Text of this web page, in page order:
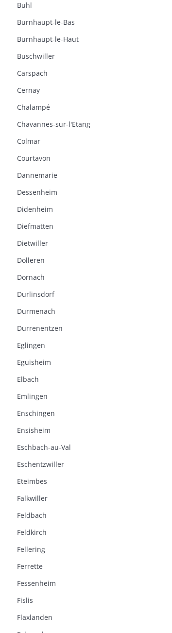
Buhl
Burnhaupt-le-Bas
Burnhaupt-le-Haut
Buschwiller
Carspach
Cernay
Chalampé
Chavannes-sur-l'Etang
Colmar
Courtavon
Dannemarie
Dessenheim
Didenheim
Diefmatten
Dietwiller
Dolleren
Dornach
Durlinsdorf
Durmenach
Durrenentzen
Eglingen
Eguisheim
Elbach
Emlingen
Enschingen
Ensisheim
Eschbach-au-Val
Eschentzwiller
Eteimbes
Falkwiller
Feldbach
Feldkirch
Fellering
Ferrette
Fessenheim
Fislis
Flaxlanden